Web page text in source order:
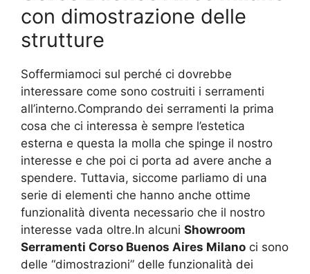
con dimostrazione delle
strutture
Soffermiamoci sul perché ci dovrebbe
interessare come sono costruiti i serramenti
all’interno.Comprando dei serramenti la prima
cosa che ci interessa è sempre l’estetica
esterna e questa la molla che spinge il nostro
interesse e che poi ci porta ad avere anche a
spendere. Tuttavia, siccome parliamo di una
serie di elementi che hanno anche ottime
funzionalità diventa necessario che il nostro
interesse vada oltre.In alcuni Showroom
Serramenti Corso Buenos Aires Milano ci sono
delle “dimostrazioni” delle funzionalità dei